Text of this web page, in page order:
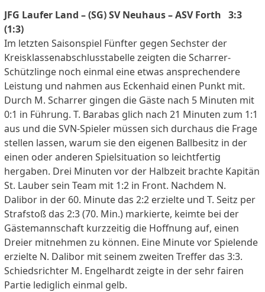
JFG Laufer Land – (SG) SV Neuhaus – ASV Forth 3:3
(1:3)
Im letzten Saisonspiel Fünfter gegen Sechster der
Kreisklassenabschlusstabelle zeigten die Scharrer-
Schützlinge noch einmal eine etwas ansprechendere
Leistung und nahmen aus Eckenhaid einen Punkt mit.
Durch M. Scharrer gingen die Gäste nach 5 Minuten mit
0:1 in Führung. T. Barabas glich nach 21 Minuten zum 1:1
aus und die SVN-Spieler müssen sich durchaus die Frage
stellen lassen, warum sie den eigenen Ballbesitz in der
einen oder anderen Spielsituation so leichtfertig
hergaben. Drei Minuten vor der Halbzeit brachte Kapitän
St. Lauber sein Team mit 1:2 in Front. Nachdem N.
Dalibor in der 60. Minute das 2:2 erzielte und T. Seitz per
Strafstoß das 2:3 (70. Min.) markierte, keimte bei der
Gästemannschaft kurzzeitig die Hoffnung auf, einen
Dreier mitnehmen zu können. Eine Minute vor Spielende
erzielte N. Dalibor mit seinem zweiten Treffer das 3:3.
Schiedsrichter M. Engelhardt zeigte in der sehr fairen
Partie lediglich einmal gelb.